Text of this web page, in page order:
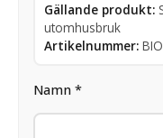
Gällande produkt:
utomhusbruk
Artikelnummer:
Namn *